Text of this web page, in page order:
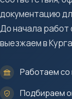
документацию
До начала работ
выезжаем в
Работаем со
Подбираем